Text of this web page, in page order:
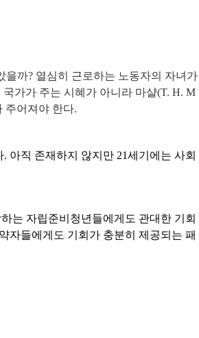
을까? 열심히 근로하는 노동자의 자녀가
가가 주는 시혜가 아니라 마샬(T. H. M
주어져야 한다.
. 아직 존재하지 않지만 21세기에는 사회
는 자립준비청년들에게도 관대한 기회
자들에게도 기회가 충분히 제공되는 패